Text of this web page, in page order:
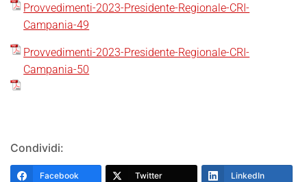
Provvedimenti-2023-Presidente-Regionale-CRI-
Campania-49
Provvedimenti-2023-Presidente-Regionale-CRI-
Campania-50
Condividi:
Facebook Twitter LinkedIn